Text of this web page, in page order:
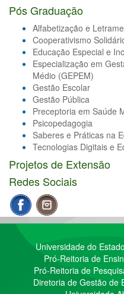
Pós Graduação
Alfabetização e
Cooperativismo
Educação Especial e
Especialização em
Médio (GEPEM)
Gestão Escolar
Gestão Pública
Preceptoria em Saúde
Psicopedagogia
Saberes e Práticas na
Tecnologias Digitais e
Projetos de Extensão
Redes Sociais
Universidade do
Pró-Reitoria de
Pró-Reitoria de
Diretoria de Gestão de